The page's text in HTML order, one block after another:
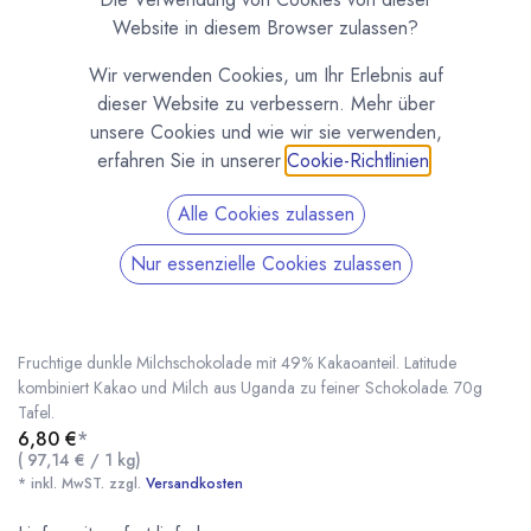
Dunkle Milchschokolade 49% Tafel von
Fruchtige dunkle Milchschokolade mit 49% Kakaoanteil. Latitude
kombiniert Kakao und Milch aus Uganda zu feiner Schokolade. 70g
Tafel.
6,80 €*
( 97,14 € / 1 kg)
* inkl. MwST. zzgl. Versandkosten
Website in diesem Browser zulassen?
Wir verwenden Cookies, um Ihr Erlebnis auf
dieser Website zu verbessern. Mehr über
unsere Cookies und wie wir sie verwenden,
erfahren Sie in unserer Cookie-Richtlinien
Alle Cookies zulassen
Nur essenzielle Cookies zulassen